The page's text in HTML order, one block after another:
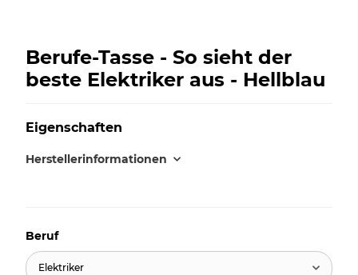
Berufe-Tasse - So sieht der
beste Elektriker aus - Hellblau
Eigenschaften
Herstellerinformationen
Beruf
Elektriker